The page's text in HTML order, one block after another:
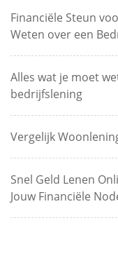
Financiële Steun
Weten over een
Alles wat je moet
bedrijfslening
Vergelijk
Snel Geld Lenen
Jouw Financiële